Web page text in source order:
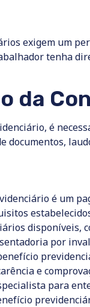
exigem um
tenha
da
é
documentos,
é um
disponíveis,
por
e
para